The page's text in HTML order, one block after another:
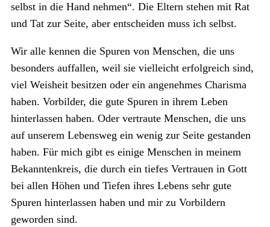
selbst in die Hand nehmen“. Die Eltern stehen mit Rat
und Tat zur Seite, aber entscheiden muss ich selbst.
Wir alle kennen die Spuren von Menschen, die uns
besonders auffallen, weil sie vielleicht erfolgreich sind,
viel Weisheit besitzen oder ein angenehmes Charisma
haben. Vorbilder, die gute Spuren in ihrem Leben
hinterlassen haben. Oder vertraute Menschen, die uns
auf unserem Lebensweg ein wenig zur Seite gestanden
haben. Für mich gibt es einige Menschen in meinem
Bekanntenkreis, die durch ein tiefes Vertrauen in Gott
bei allen Höhen und Tiefen ihres Lebens sehr gute
Spuren hinterlassen haben und mir zu Vorbildern
geworden sind.